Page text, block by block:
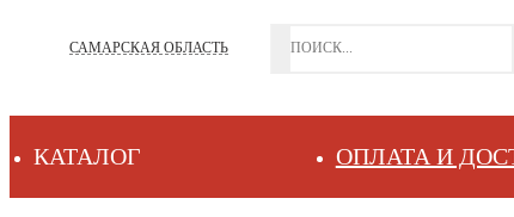
САМАРСКАЯ ОБЛАСТЬ
КАТАЛОГ ОПЛАТА И